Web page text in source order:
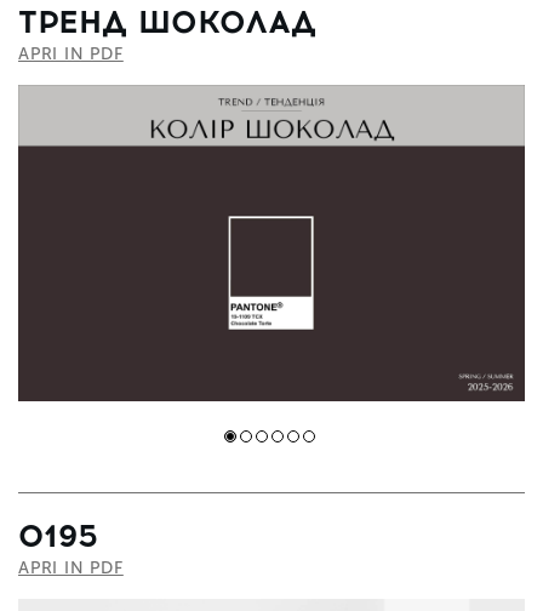
ТРЕНД ШОКОЛАД
APRI IN PDF
0195
APRI IN PDF